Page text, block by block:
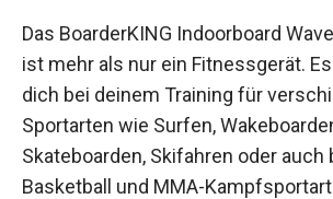
Nutzen und
Das BoarderKING Indoorboard
Board ist mehr als nur ein
unterstützt dich bei deinem Training
verschiedenste Sportarten wie